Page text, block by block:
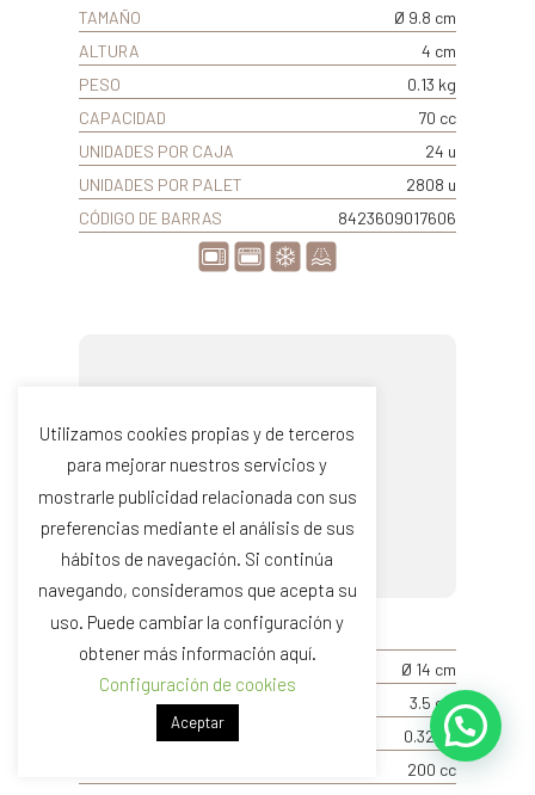
TAMAÑO
Ø 9.8 cm
ALTURA
4 cm
PESO
0.13 kg
CAPACIDAD
70 cc
UNIDADES POR CAJA
24 u
UNIDADES POR PALET
2808 u
CÓDIGO DE BARRAS
8423609017606
REF. 16039F
Ø 14 cm
3.5 cm
0.32 kg
200 cc
Utilizamos cookies propias y de terceros
para mejorar nuestros servicios y
mostrarle publicidad relacionada con sus
preferencias mediante el análisis de sus
hábitos de navegación. Si continúa
navegando, consideramos que acepta su
uso. Puede cambiar la configuración y
obtener más información aquí.
Configuración de cookies
Aceptar